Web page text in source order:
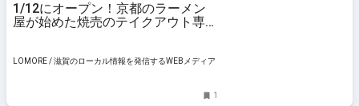
1/12にオープン！京都のラーメン
屋が始めた焼売のテイクアウト専門
LOMORE / 滋賀のローカル情報を発信するWEBメディア
1